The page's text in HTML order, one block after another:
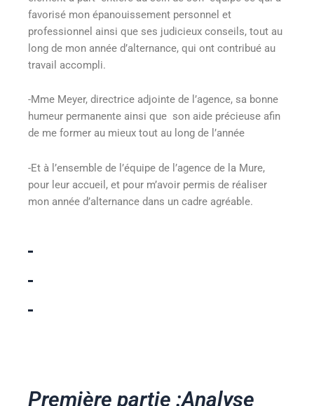
favorisé mon épanouissement personnel et
professionnel ainsi que ses judicieux conseils, tout au
long de mon année d’alternance, qui ont contribué au
travail accompli.
-Mme Meyer, directrice adjointe de l’agence, sa bonne
humeur permanente ainsi que son aide précieuse afin
de me former au mieux tout au long de l’année
-Et à l’ensemble de l’équipe de l’agence de la Mure,
pour leur accueil, et pour m’avoir permis de réaliser
mon année d’alternance dans un cadre agréable.
Première partie :Analyse